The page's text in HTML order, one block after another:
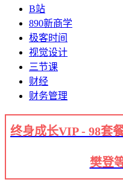
B站
890新商学
极客时间
视觉设计
三节课
财经
财务管理
终身成长VIP - 98套
樊登